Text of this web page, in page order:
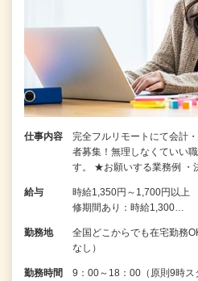
仕事内容
完全フルリモートにて会計
者募集！無理しなくていい
す。 ★お願いする業務例 ・
給与
時給1,350円～1,700円以
修期間あり：時給1,300…
勤務地
全国どこからでも在宅勤務
なし）
勤務時間
9：00～18：00（原則9時